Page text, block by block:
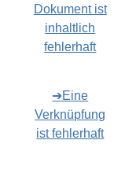
Dokument ist
inhaltlich
fehlerhaft
➔Eine
Verknüpfung
ist fehlerhaft